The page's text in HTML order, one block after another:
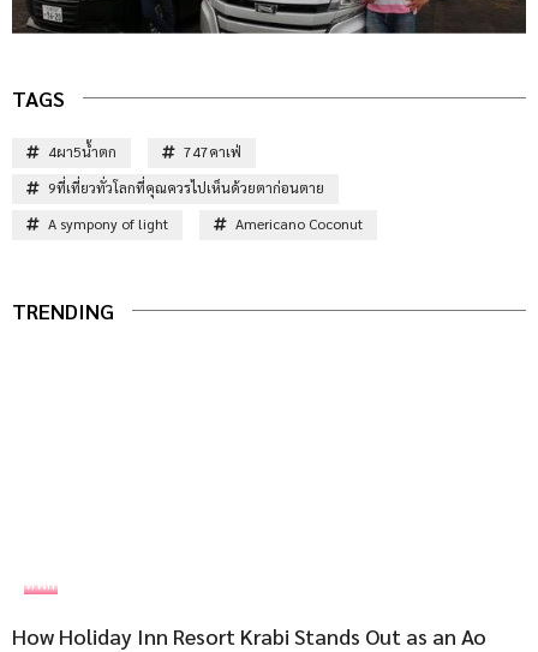
TAGS
4ผา5น้ำตก
747คาเฟ่
9ที่เที่ยวทั่วโลกที่คุณควรไปเห็นด้วยตาก่อนตาย
A sympony of light
Americano Coconut
TRENDING
ที่พัก
How Holiday Inn Resort Krabi Stands Out as an Ao